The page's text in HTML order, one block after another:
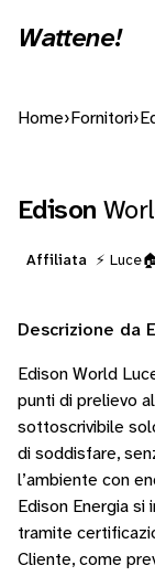
Wattene!
Home› Fornitori›
Edison
Affiliata ⚡ Luce
Descrizione da
Edison World
punti di prelievo
sottoscrivibile
di soddisfare,
l’ambiente con
Edison Energia si
tramite
Cliente, come